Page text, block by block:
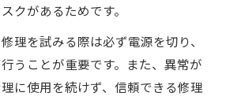
クがあるためです。
理を試みる際は必ず電源を切り、
うことが重要です。また、異常が
に使用を続けず、信頼できる修理